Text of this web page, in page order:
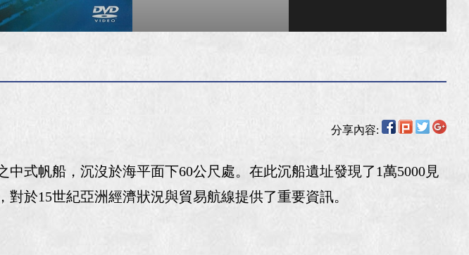
分享內容:
式帆船，沉沒於海平面下60公尺處。在此沉船遺址發現了1萬5000見
於15世紀亞洲經濟狀況與貿易航線提供了重要資訊。